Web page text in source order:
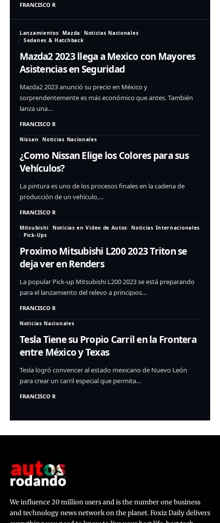
FRANCISCO R
Lanzamientos Mazda
Noticias Nacionales
Sedanes & Hatchback
Mazda2 2023 llega a Mexico con Mayores
Asistencias en Seguridad
Mazda2 2023 anunció su precio en México y
sorprendentemente es más económico que antes. También
lanza una…
FRANCISCO R
Nissan Noticias Nacionales
¿Como Nissan Elige los Colores para sus
Vehículos?
La pintura es uno de los procesos finales en la cadena de
producción de un vehículo,…
FRANCISCO R
Mitsubishi Noticias en Video de Autos
Noticias Internacionales
Pick-Ups
Proximo Mitsubishi L200 2023 Triton se
deja ver en Renders
La popular Pick-up Mitsubishi L200 2023 se está preparando
para el lanzamiento del relevo a principios…
FRANCISCO R
Noticias Nacionales
Tesla Tiene su Propio Carril en la Frontera
entre México y Texas
Tesla logró convencer al estado mexicano de Nuevo León
para crear un carril especial que permita…
FRANCISCO R
We influence 20 million users and is the number one business
and technology news network on the planet. Foxiz Daily delivers